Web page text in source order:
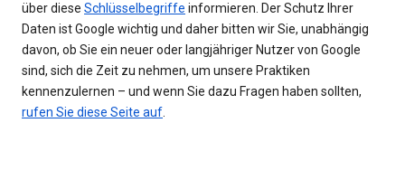
über diese Schlüsselbegriffe informieren. Der Schutz Ihrer
Daten ist Google wichtig und daher bitten wir Sie, unabhängig
davon, ob Sie ein neuer oder langjähriger Nutzer von Google
sind, sich die Zeit zu nehmen, um unsere Praktiken
kennenzulernen – und wenn Sie dazu Fragen haben sollten,
rufen Sie diese Seite auf.